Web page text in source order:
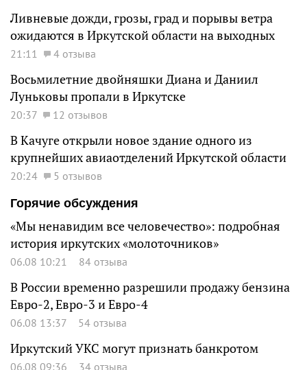
Ливневые дожди, грозы, град и порывы ветра
ожидаются в Иркутской области на выходных
21:11 4 отзыва
Восьмилетние двойняшки Диана и Даниил
Луньковы пропали в Иркутске
20:37 12 отзывов
В Качуге открыли новое здание одного из
крупнейших авиаотделений Иркутской области
20:24
5 отзывов
Горячие обсуждения
«Мы ненавидим все человечество»: подробная
история иркутских «молоточников»
06.08 10:21 84 отзыва
В России временно разрешили продажу бензина
Евро-2, Евро-3 и Евро-4
06.08 13:37 54 отзыва
Иркутский УКС могут признать банкротом
06.08 09:36 34 отзыва